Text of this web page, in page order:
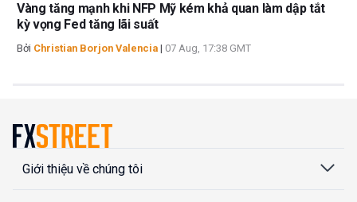
Vàng tăng mạnh khi NFP Mỹ kém khả quan làm dập tắt
kỳ vọng Fed tăng lãi suất
Bởi Christian Borjon Valencia | 07 Aug, 17:38 GMT
Giới thiệu về chúng tôi